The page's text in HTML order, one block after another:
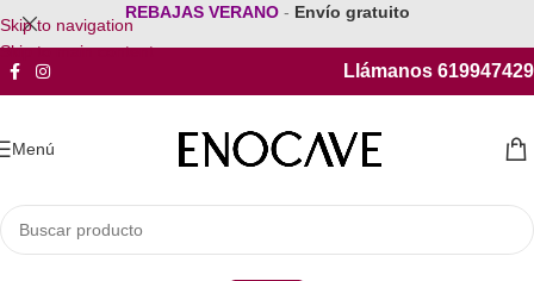
Skip to navigation
Skip to main content
REBAJAS VERANO - Envío gratuito
Llámanos 619947429
Menú